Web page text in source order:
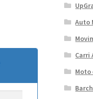
Auto
Carri